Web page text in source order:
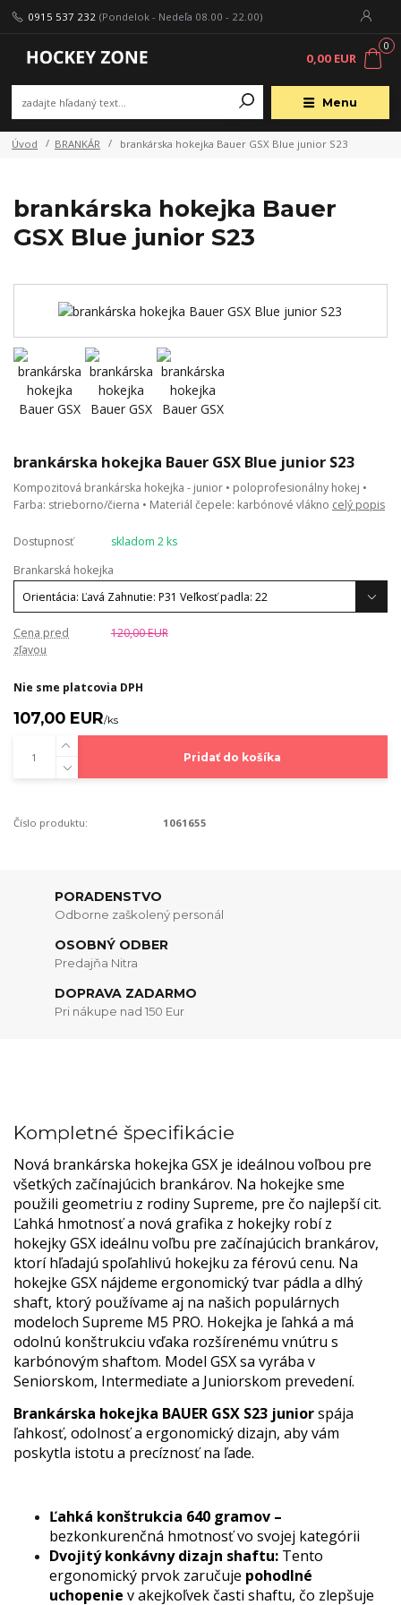
Menu
0915 537 232 (Pondelok - Nedeľa 08.00 - 22.00)
0
0,00 EUR
Úvod BRANKÁR brankárska hokejka Bauer GSX Blue junior S23
brankárska hokejka Bauer
GSX Blue junior S23
brankárska hokejka Bauer GSX Blue junior S23
Kompozitová brankárska hokejka - junior • poloprofesionálny hokej •
Farba: strieborno/čierna • Materiál čepele: karbónové vlákno celý popis
Dostupnosť
skladom 2 ks
Brankarská hokejka
Cena pred
zľavou
120,00 EUR
Nie sme platcovia DPH
107,00 EUR/ks
Pridať do košíka
Číslo produktu: 1061655
PORADENSTVO
Odborne zaškolený personál
OSOBNÝ ODBER
Predajňa Nitra
DOPRAVA ZADARMO
Pri nákupe nad 150 Eur
Kompletné špecifikácie
Nová brankárska hokejka GSX je ideálnou voľbou pre
všetkých začínajúcich brankárov. Na hokejke sme
použili geometriu z rodiny Supreme, pre čo najlepší cit.
Ľahká hmotnosť a nová grafika z hokejky robí z
hokejky GSX ideálnu voľbu pre začínajúcich brankárov,
ktorí hľadajú spoľahlivú hokejku za férovú cenu. Na
hokejke GSX nájdeme ergonomický tvar pádla a dlhý
shaft, ktorý používame aj na našich populárnych
modeloch Supreme M5 PRO. Hokejka je ľahká a má
odolnú konštrukciu vďaka rozšírenému vnútru s
karbónovým shaftom. Model GSX sa vyrába v
Seniorskom, Intermediate a Juniorskom prevedení.
Brankárska hokejka BAUER GSX S23 juniorspája
ľahkosť, odolnosť a ergonomický dizajn, aby vám
poskytla istotu a precíznosť na ľade.
Ľahká konštrukcia 640 gramov –
bezkonkurenčná hmotnosť vo svojej kategórii
Dvojitý konkávny dizajn shaftu: Tento
ergonomický prvok zaručuje pohodlné
uchopenie v akejkoľvek časti shaftu, čo zlepšuje